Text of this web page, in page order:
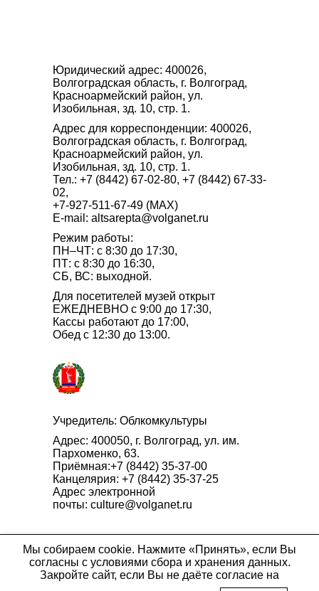
Юридический адрес: 400026,
Волгоградская область, г. Волгоград,
Красноармейский район, ул.
Изобильная, зд. 10, стр. 1.
Адрес для корреспонденции: 400026,
Волгоградская область, г. Волгоград,
Красноармейский район, ул.
Изобильная, зд. 10, стр. 1.
Тел.: +7 (8442) 67-02-80, +7 (8442) 67-33-
02,
+7-927-511-67-49 (MAX)
E-mail: altsarepta@volganet.ru
Режим работы:
ПН–ЧТ: с 8:30 до 17:30,
ПТ: с 8:30 до 16:30,
СБ, ВС: выходной.
Для посетителей музей открыт
ЕЖЕДНЕВНО с 9:00 до 17:30,
Кассы работают до 17:00,
Обед с 12:30 до 13:00.
Учредитель: Облкомкультуры
Адрес: 400050, г. Волгоград, ул. им.
Пархоменко, 63.
Приёмная:+7 (8442) 35-37-00
Канцелярия: +7 (8442) 35-37-25
Адрес электронной
почты: culture@volganet.ru
Мы собираем cookie. Нажмите «Принять», если Вы
согласны с условиями сбора и хранения данных.
Закройте сайт, если Вы не даёте согласие на